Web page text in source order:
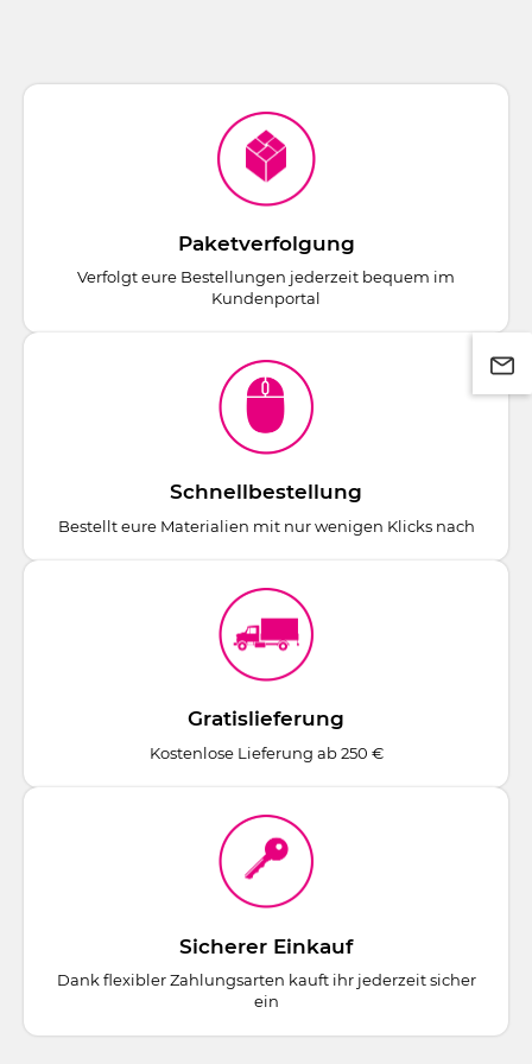
Paketverfolgung
Verfolgt eure Bestellungen jederzeit bequem im
Kundenportal
Schnellbestellung
Bestellt eure Materialien mit nur wenigen Klicks nach
Gratislieferung
Kostenlose Lieferung ab 250 €
Sicherer Einkauf
Dank flexibler Zahlungsarten kauft ihr jederzeit sicher
ein